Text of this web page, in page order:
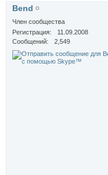
Bend
Член сообщества
Регистрация
11.09.2008
Сообщений
2,549